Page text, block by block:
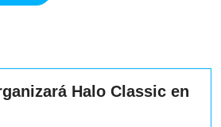
Halo Classic en